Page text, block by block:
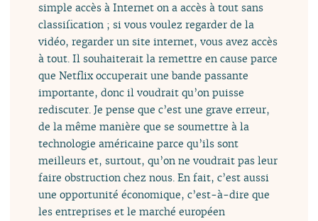
simple accès à Internet on a accès à tout sans
classification ; si vous voulez regarder de la
vidéo, regarder un site internet, vous avez accès
à tout. Il souhaiterait la remettre en cause parce
que Netflix occuperait une bande passante
importante, donc il voudrait qu’on puisse
rediscuter. Je pense que c’est une grave erreur,
de la même manière que se soumettre à la
technologie américaine parce qu’ils sont
meilleurs et, surtout, qu’on ne voudrait pas leur
faire obstruction chez nous. En fait, c’est aussi
une opportunité économique, c’est-à-dire que
les entreprises et le marché européen